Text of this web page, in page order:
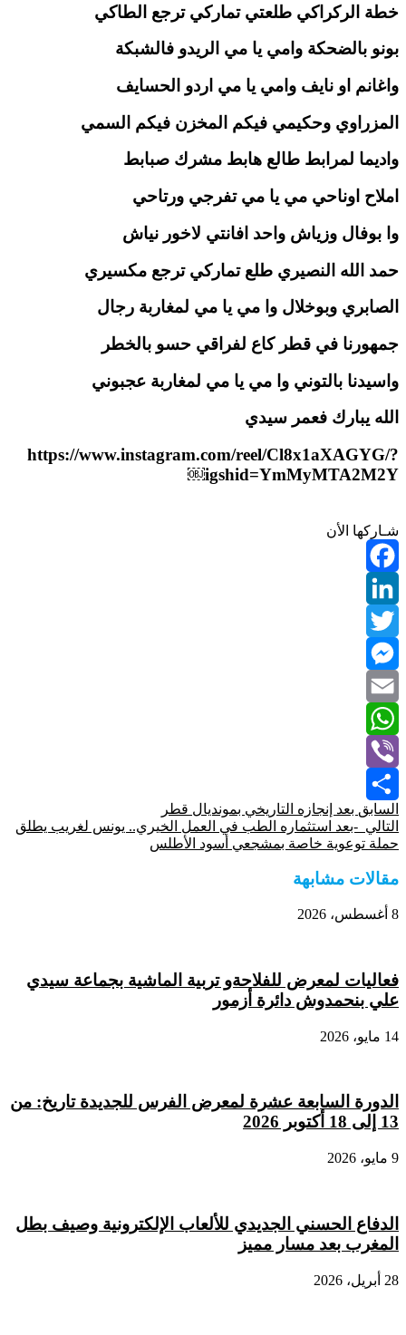
خطة الركراكي طلعتي تماركي ترجع الطاكي
بونو بالضحكة وامي يا مي الريدو فالشبكة
واغانم او نايف وامي يا مي اردو الحسايف
المزراوي وحكيمي فيكم المخزن فيكم السمي
واديما لمرابط طالع هابط مشرك صبابط
املاح اوناحي مي يا مي تفرجي ورتاحي
وا بوفال وزياش واحد افانتي لاخور نياش
حمد الله النصيري طلع تماركي ترجع مكسيري
الصابري وبوخلال وا مي يا مي لمغاربة رجال
جمهورنا في قطر كاع لفراقي حسو بالخطر
واسيدنا بالتوني وا مي يا مي لمغاربة عجبوني
الله يبارك فعمر سيدي
https://www.instagram.com/reel/Cl8x1aXAGYG/?
igshid=YmMyMTA2M2Y￼
شـاركها الأن
Facebook
LinkedIn
Twitter
Messenger
Email
WhatsApp
Viber
Share
السابق بعد إنجازه التاريخي بمونديال قطر
التالي -بعد استثماره الطب في العمل الخيري.. يونس لغريب يطلق
حملة توعوية خاصة بمشجعي أسود الأطلس
مقالات مشابهة
8 أغسطس، 2026
فعاليات لمعرض للفلاحةو تربية الماشية بجماعة سيدي
علي بنحمدوش دائرة أزمور
14 مايو، 2026
الدورة السابعة عشرة لمعرض الفرس للجديدة تاريخ: من
13 إلى 18 أكتوبر 2026
9 مايو، 2026
الدفاع الحسني الجديدي للألعاب الإلكترونية وصيف بطل
المغرب بعد مسار مميز
28 أبريل، 2026